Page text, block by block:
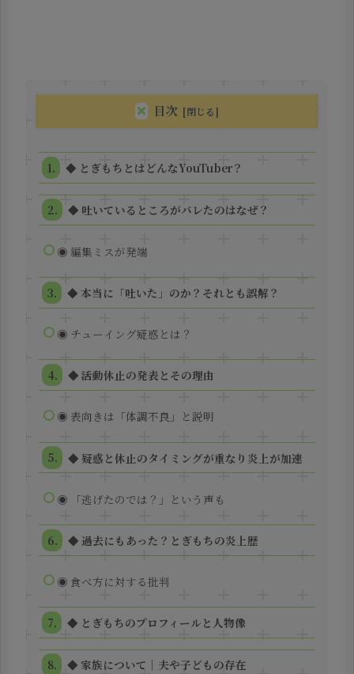
目次
◆ とぎもちとはどんなYouTuber？
◆ 吐いているところがバレたのはなぜ？
◉ 編集ミスが発端
◆ 本当に「吐いた」のか？それとも誤解？
◉ チューイング疑惑とは？
◆ 活動休止の発表とその理由
◉ 表向きは「体調不良」と説明
◆ 疑惑と休止のタイミングが重なり炎上が加速
◉ 「逃げたのでは？」という声も
◆ 過去にもあった？とぎもちの炎上歴
◉ 食べ方に対する批判
◆ とぎもちのプロフィールと人物像
◆ 家族について｜夫や子どもの存在